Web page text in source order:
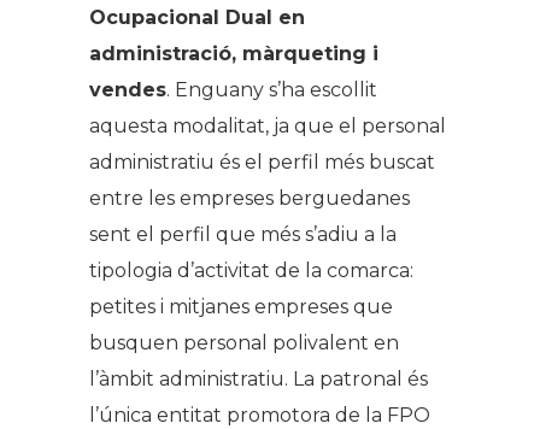
Ocupacional Dual en
administració, màrqueting i
vendes. Enguany s’ha escollit
aquesta modalitat, ja que el personal
administratiu és el perfil més buscat
entre les empreses berguedanes
sent el perfil que més s’adiu a la
tipologia d’activitat de la comarca:
petites i mitjanes empreses que
busquen personal polivalent en
l’àmbit administratiu. La patronal és
l’única entitat promotora de la FPO